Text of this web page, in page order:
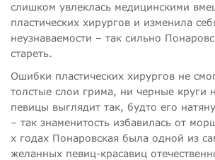
слишком увлеклась медицинскими
пластических хирургов и изменила
неузнаваемости – так сильно
стареть.
Ошибки пластических хирургов не
толстые слои грима, ни черные круги
певицы выглядит так, будто его
– так знаменитость избавилась от
х годах Понаровская была одной из
желанных певиц-красавиц